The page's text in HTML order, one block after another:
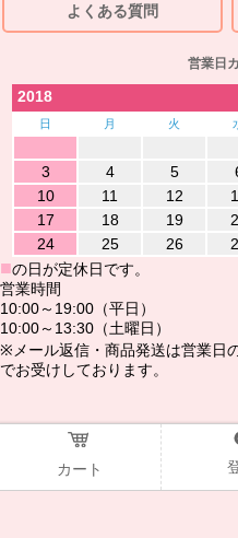
カート
よくある質問
営業日
2018
日 月 火
3
4 5
10
11 12
17
18 19
24
25 26
■の日が定休日です。
営業時間
10:00～19:00（平日）
10:00～13:30（土曜日）
※メール返信・商品発送は営業日
でお受けしております。